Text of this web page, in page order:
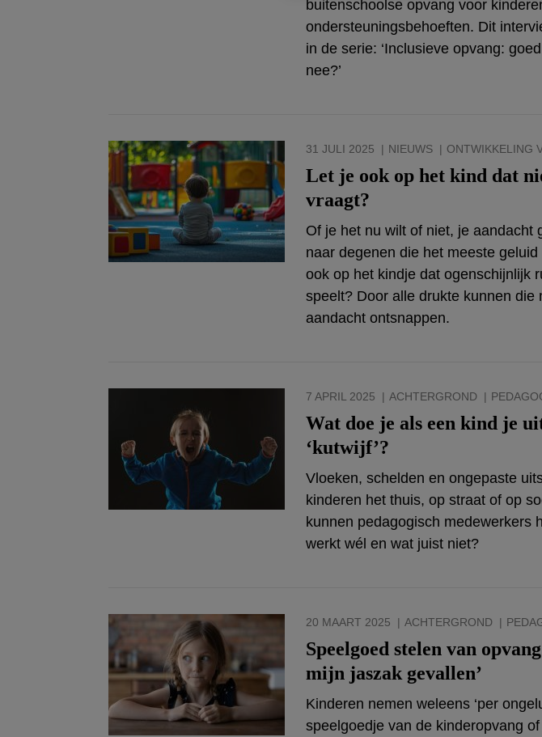
buitenschoolse opvang voor
ondersteuningsbehoeften. Dit
in de serie: ‘Inclusieve opvang:
nee?’
31 JULI 2025 NIEUWS ONTWIKKELING
Let je ook op het kind dat
vraagt?
Of je het nu wilt of niet, je aandacht
naar degenen die het meeste
ook op het kindje dat ogenschijnlijk
speelt? Door alle drukte kunnen die
aandacht ontsnappen.
7 APRIL 2025 ACHTERGROND
Wat doe je als een kind je
‘kutwijf’?
Vloeken, schelden en ongepaste
kinderen het thuis, op straat of op
kunnen pedagogisch medewerkers
werkt wél en wat juist niet?
20 MAART 2025 ACHTERGROND
Speelgoed stelen van
mijn jaszak gevallen’
Kinderen nemen weleens ‘per
speelgoedje van de kinderopvang